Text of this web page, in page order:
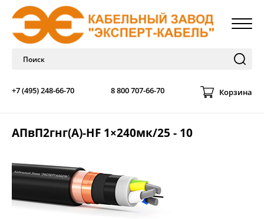
+7 (495) 248-66-70 8 800 707-66-70 Корзина
АПвП2гнг(А)-HF 1×240мк/25 - 10